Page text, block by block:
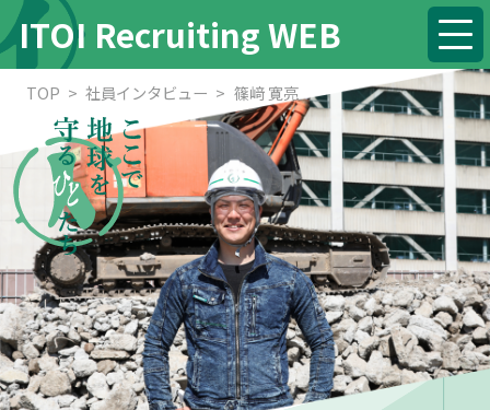
ITOI Recruiting WEB
HOME
コンセプト
私たちの仕事
社員インタビュー
事務
栗原 華蓮
TOP 社員インタビュー 篠﨑 寛亮